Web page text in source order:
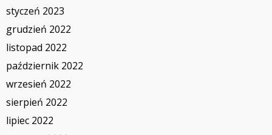
styczeń 2023
grudzień 2022
listopad 2022
październik 2022
wrzesień 2022
sierpień 2022
lipiec 2022